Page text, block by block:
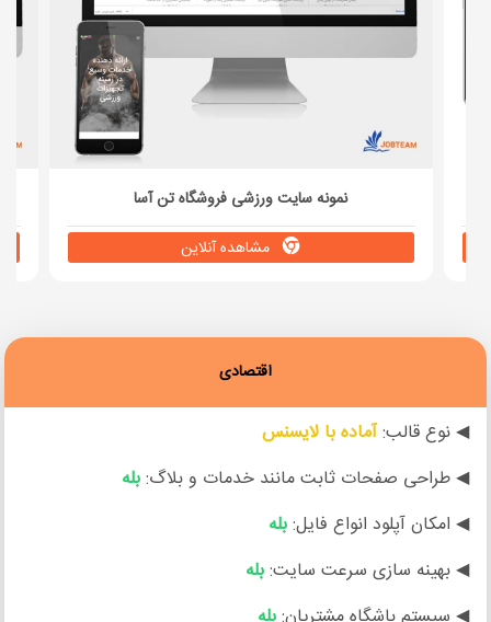
نمونه سایت ورزشی فروشگاه تن آسا
مشاهده آنلاین
اقتصادی
◀ نوع قالب:آماده با لایسنس
◀ طراحی صفحات ثابت مانند خدمات و بلاگ:بله
◀ امکان آپلود انواع فایل:بله
◀ بهینه سازی سرعت سایت:بله